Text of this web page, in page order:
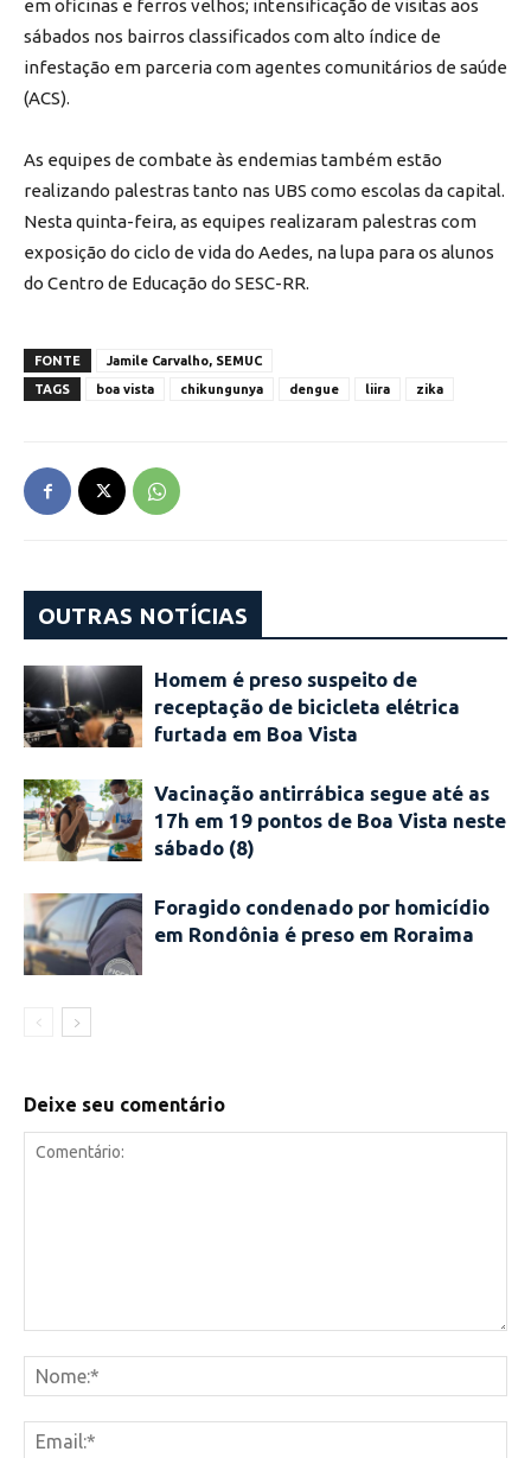
em oficinas e ferros velhos; intensificação de visitas aos
sábados nos bairros classificados com alto índice de
infestação em parceria com agentes comunitários de saúde
(ACS).
As equipes de combate às endemias também estão
realizando palestras tanto nas UBS como escolas da capital.
Nesta quinta-feira, as equipes realizaram palestras com
exposição do ciclo de vida do Aedes, na lupa para os alunos
do Centro de Educação do SESC-RR.
FONTE
Jamile Carvalho, SEMUC
TAGS
boa vista chikungunya dengue liira zika
OUTRAS NOTÍCIAS
Homem é preso suspeito de
receptação de bicicleta elétrica
furtada em Boa Vista
Vacinação antirrábica segue até as
17h em 19 pontos de Boa Vista neste
sábado (8)
Foragido condenado por homicídio
em Rondônia é preso em Roraima
Deixe seu comentário